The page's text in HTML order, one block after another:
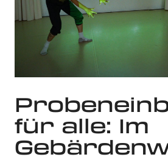
für alle: Im